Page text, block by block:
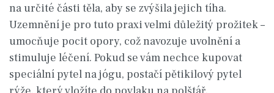
na určité části těla, aby se zvýšila jejich tíha.
Uzemnění je pro tuto praxi velmi důležitý prožitek –
umocňuje pocit opory, což navozuje uvolnění a
stimuluje léčení. Pokud se vám nechce kupovat
speciální pytel na jógu, postačí pětikilový pytel